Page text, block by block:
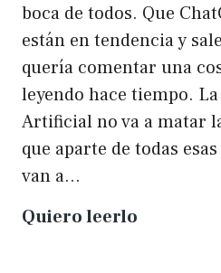
boca de todos. Que
están en tendencia y
quería comentar una
leyendo hace tiempo.
Artificial no va a matar
que aparte de todas
van a…
Quiero leerlo